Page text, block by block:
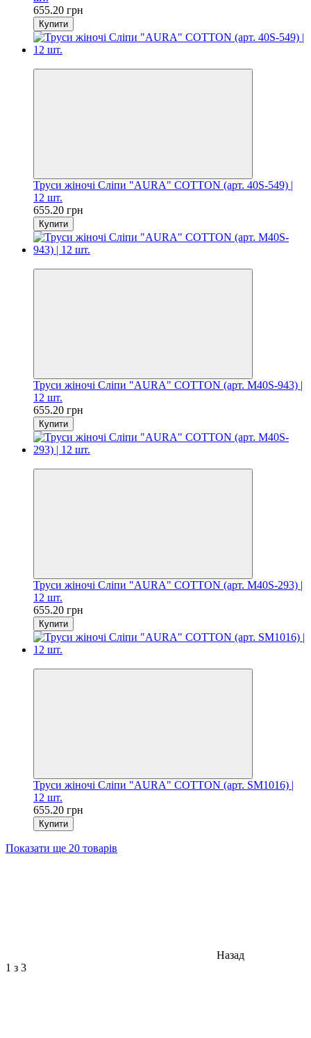
655.20 грн
Купити
Труси жіночі Сліпи "AURA" COTTON (арт. 40S-549) |
12 шт.
655.20 грн
Купити
Труси жіночі Сліпи "AURA" COTTON (арт. M40S-943) |
12 шт.
655.20 грн
Купити
Труси жіночі Сліпи "AURA" COTTON (арт. M40S-293) |
12 шт.
655.20 грн
Купити
Труси жіночі Сліпи "AURA" COTTON (арт. SM1016) |
12 шт.
655.20 грн
Купити
Показати ще 20 товарів
Назад
1 з 3